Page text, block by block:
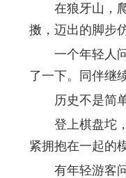
在狼牙山，爬
擞，迈出的脚步
一个年轻人问
了一下。同伴继
历史不是简单
登上棋盘坨，
紧拥抱在一起的
有年轻游客问